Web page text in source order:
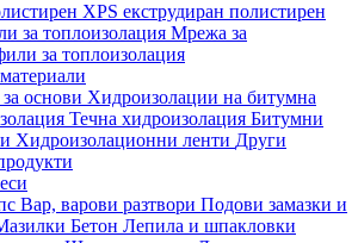
XPS екструдиран полистирен
за топлоизолация Мрежа за
за топлоизолация
основи Хидроизолации на битумна
Течна хидроизолация Битумни
Хидроизолационни ленти Други
Вар, варови разтвори Подови замазки и
Бетон Лепила и шпакловки